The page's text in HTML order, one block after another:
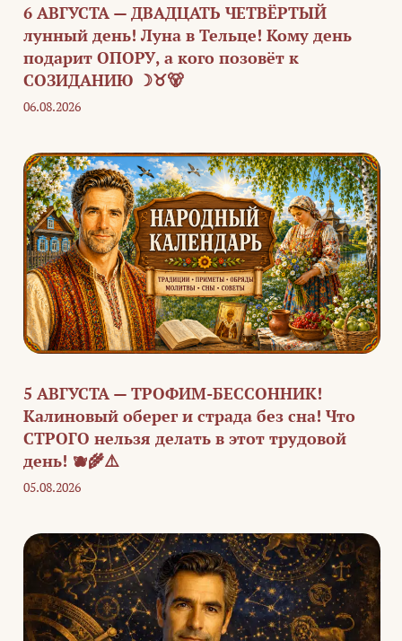
6 АВГУСТА — ДВАДЦАТЬ ЧЕТВЁРТЫЙ
лунный день! Луна в Тельце! Кому день
подарит ОПОРУ, а кого позовёт к
СОЗИДАНИЮ ☽♉🐻
06.08.2026
5 АВГУСТА — ТРОФИМ-БЕССОННИК!
Калиновый оберег и страда без сна! Что
СТРОГО нельзя делать в этот трудовой
день! 🫐🌾⚠️
05.08.2026